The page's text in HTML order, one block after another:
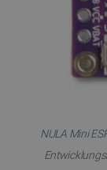
NULA Mini